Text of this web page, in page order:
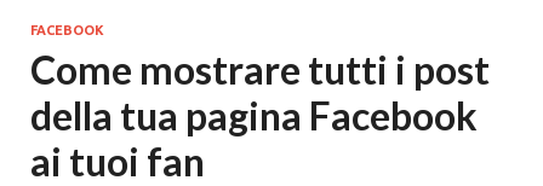
FACEBOOK
Come mostrare tutti i post
della tua pagina Facebook
ai tuoi fan